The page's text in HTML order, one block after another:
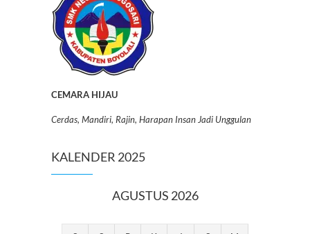
CEMARA HIJAU
Cerdas, Mandiri, Rajin, Harapan Insan Jadi Unggulan
KALENDER 2025
AGUSTUS 2026